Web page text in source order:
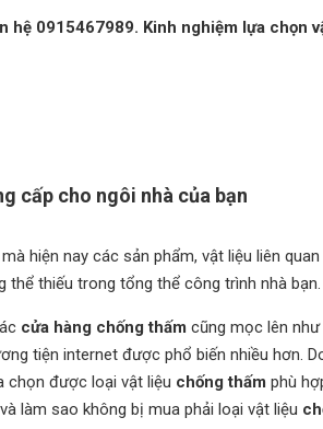
hệ 0915467989. Kinh nghiệm lựa chọn
cấp cho ngôi nhà của bạn
hiện nay các sản phẩm, vật liệu liên quan
thể thiếu trong tổng thể công trình nhà bạn.
cửa hàng chống thấm cũng mọc lên
tiện internet được phổ biến nhiều hơn.
chọn được loại vật liệu chống thấm phù
làm sao không bị mua phải loại vật liệu